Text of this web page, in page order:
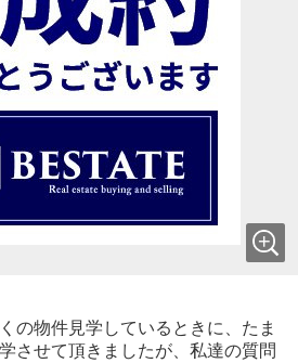
の物件見学しているときに、たま
させて頂きましたが、私達の質問